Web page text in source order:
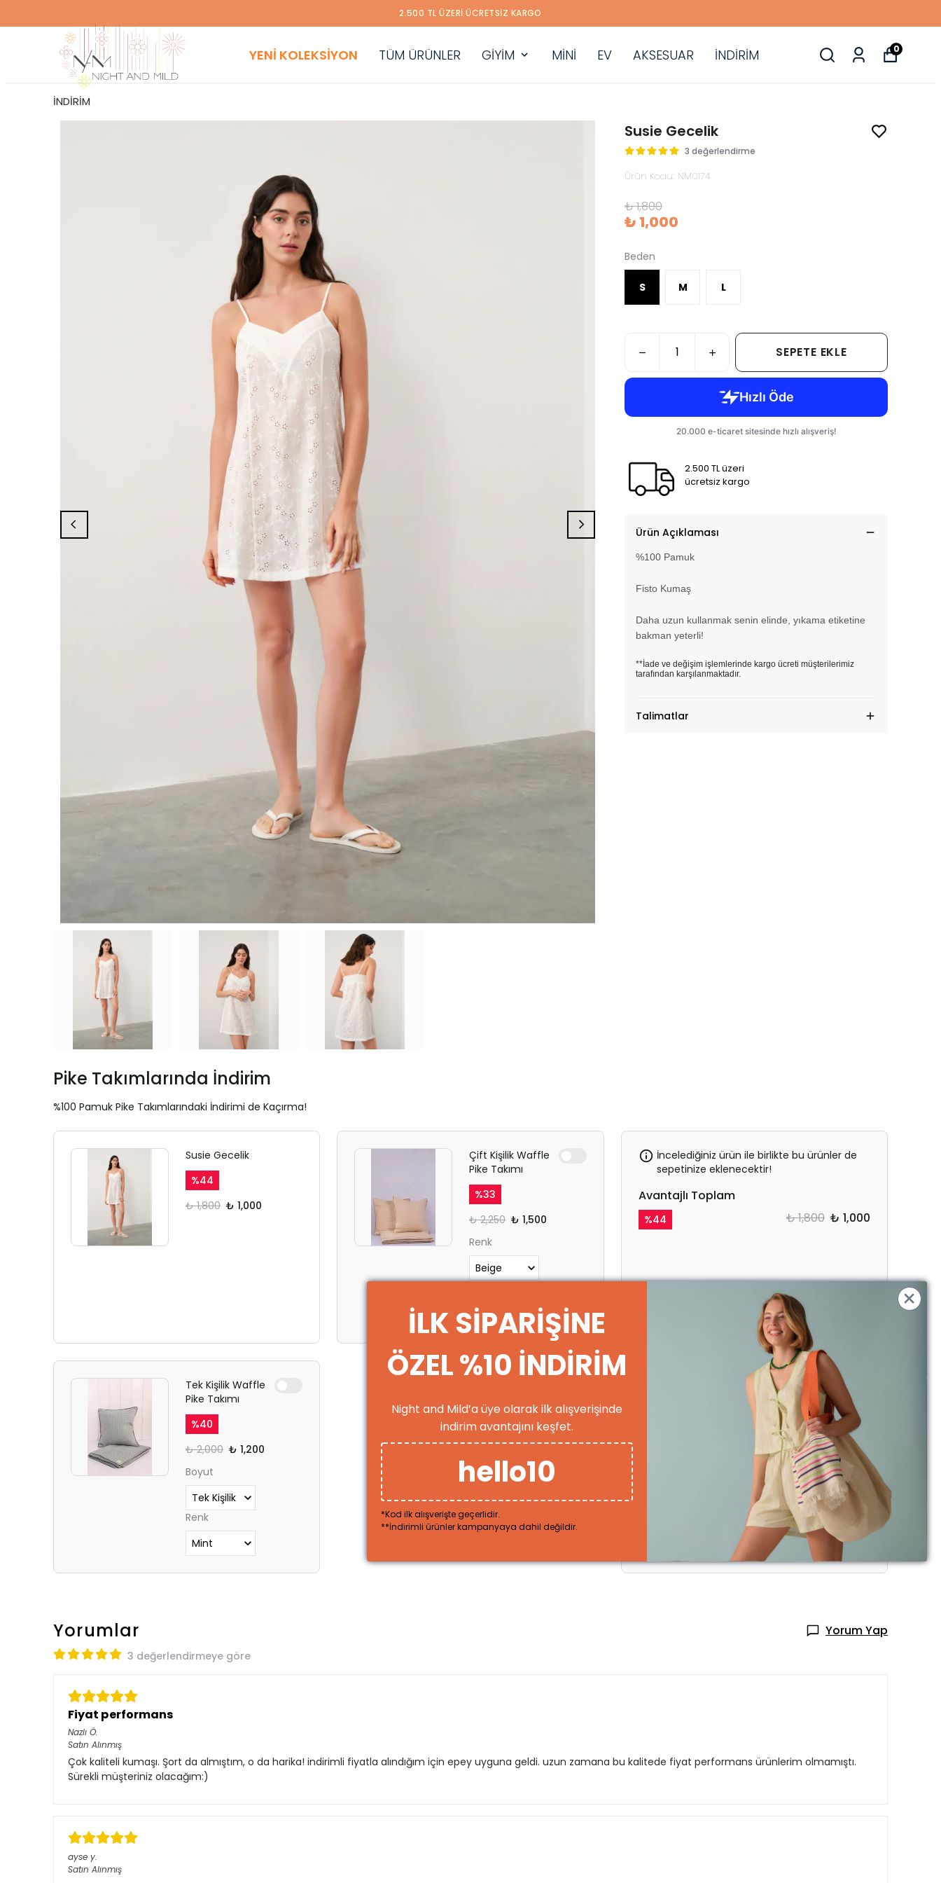
ÜYE OL İLK SİPARİŞİNE ÖZEL %10 İNDİRİM KAZAN
YENİ KOLEKSİYON TÜM ÜRÜNLER GİYİM MİNİ EV AKSESUAR İNDİRİM 0
İNDİRİM
Susie Gecelik
3 değerlendirme
Ürün Kodu: NM0174
₺ 1,800
₺ 1,000
Beden
S M L
SEPETE EKLE
2.500 TL üzeri
ücretsiz kargo
Ürün Açıklaması
%100 Pamuk
Fisto Kumaş
Daha uzun kullanmak senin elinde, yıkama etiketine
bakman yeterli!
**İade ve değişim işlemlerinde kargo ücreti müşterilerimiz
tarafından karşılanmaktadır.
Talimatlar
Pike Takımlarında İndirim
%100 Pamuk Pike Takımlarındaki İndirimi de Kaçırma!
Susie Gecelik
%44
₺ 1,800 ₺ 1,000
Çift Kişilik Waffle
Pike Takımı
%33
₺ 2,250 ₺ 1,500
Renk
Tek Kişilik Waffle
Pike Takımı
%40
₺ 2,000 ₺ 1,200
Boyut
Renk
İncelediğiniz ürün ile birlikte bu ürünler de
sepetinize eklenecektir!
Avantajlı Toplam
%44 ₺ 1,800 ₺ 1,000
Birlikte Sepete Ekle (1)
Yorumlar Yorum Yap
3 değerlendirmeye göre
Fiyat performans
Nazlı Ö.
Satın Alınmış
Çok kaliteli kumaşı. Şort da almıştım, o da harika! indirimli fiyatla alındığım için epey uyguna geldi. uzun zamana bu kalitede fiyat performans ürünlerim olmamıştı.
Sürekli müşteriniz olacağım:)
ayse y.
Satın Alınmış
İLK SİPARİŞİNE
ÖZEL %10 İNDİRİM
Night and Mild’a üye olarak ilk alışverişinde
indirim avantajını keşfet.
hello10
*Kod ilk alışverişte geçerlidir.
**İndirimli ürünler kampanyaya dahil değildir.